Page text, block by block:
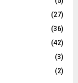
(27)
(36)
(42)
(3)
(2)